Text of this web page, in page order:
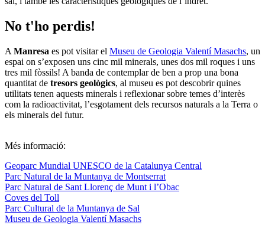
No t'ho perdis!
A Manresa es pot visitar el Museu de Geologia Valentí Masachs, un
espai on s’exposen uns cinc mil minerals, unes dos mil roques i uns
tres mil fòssils! A banda de contemplar de ben a prop una bona
quantitat de tresors geològics, al museu es pot descobrir quines
utilitats tenen aquests minerals i reflexionar sobre temes d’interès
com la radioactivitat, l’esgotament dels recursos naturals a la Terra o
els minerals del futur.
Més informació:
Geoparc Mundial UNESCO de la Catalunya Central
Parc Natural de la Muntanya de Montserrat
Parc Natural de Sant Llorenç de Munt i l’Obac
Coves del Toll
Parc Cultural de la Muntanya de Sal
Museu de Geologia Valentí Masachs